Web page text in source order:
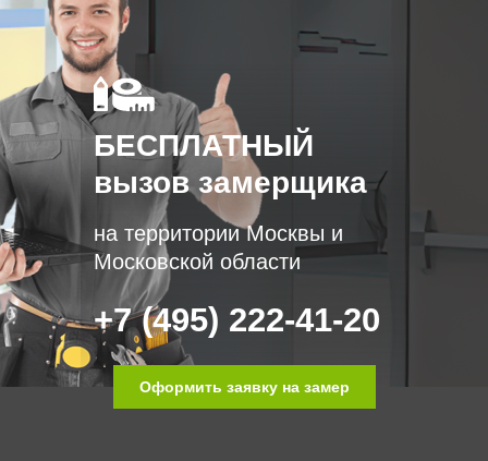
БЕСПЛАТНЫЙ
вызов замерщика
на территории Москвы и
Московской области
+7 (495) 222-41-20
Оформить заявку на замер